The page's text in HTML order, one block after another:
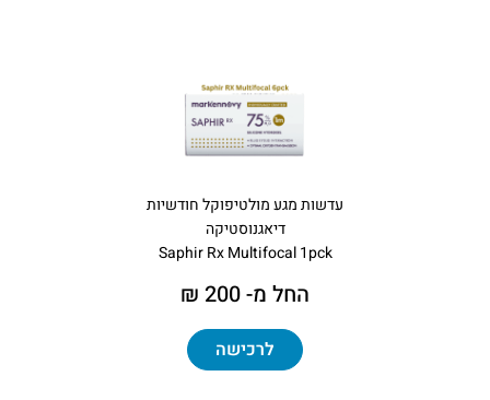
עדשות מגע מולטיפוקל חודשיות
דיאגנוסטיקה
Saphir Rx Multifocal 1pck
החל מ- 200 ₪
לרכישה